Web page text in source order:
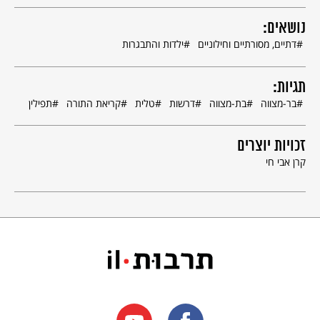
טקס בר מצווה ליד הכותל המערבי. נער קורא בתורה. ©
נושאים:
דתיים, מסורתיים וחילוניים ילדות והתבגרות
תגיות:
בר-מצווה בת-מצווה דרשות טלית קריאת התורה תפילין
זכויות יוצרים
קרן אבי חי